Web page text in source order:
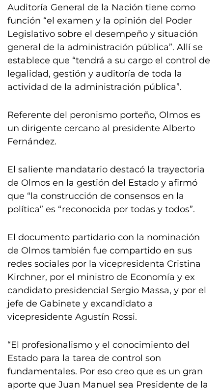
Auditoría General de la Nación tiene como
función “el examen y la opinión del Poder
Legislativo sobre el desempeño y situación
general de la administración pública”. Allí se
establece que “tendrá a su cargo el control de
legalidad, gestión y auditoría de toda la
actividad de la administración pública”.
Referente del peronismo porteño, Olmos es
un dirigente cercano al presidente Alberto
Fernández.
El saliente mandatario destacó la trayectoria
de Olmos en la gestión del Estado y afirmó
que “la construcción de consensos en la
política” es “reconocida por todas y todos”.
El documento partidario con la nominación
de Olmos también fue compartido en sus
redes sociales por la vicepresidenta Cristina
Kirchner, por el ministro de Economía y ex
candidato presidencial Sergio Massa, y por el
jefe de Gabinete y excandidato a
vicepresidente Agustín Rossi.
“El profesionalismo y el conocimiento del
Estado para la tarea de control son
fundamentales. Por eso creo que es un gran
aporte que Juan Manuel sea Presidente de la